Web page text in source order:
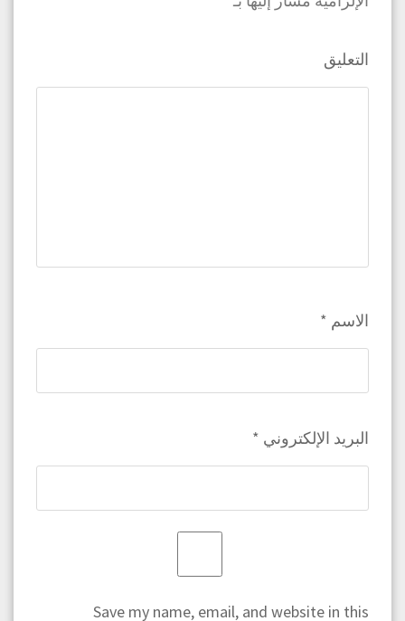
التعليق
الاسم *
البريد الإلكتروني *
Save my name, email, and website in this